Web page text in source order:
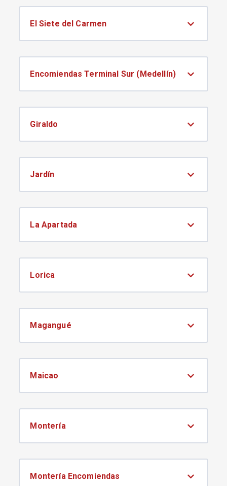
El Siete del Carmen
Encomiendas Terminal Sur (Medellín)
Giraldo
Jardín
La Apartada
Lorica
Magangué
Maicao
Montería
Montería Encomiendas